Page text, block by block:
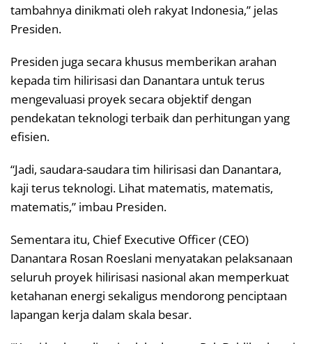
tambahnya dinikmati oleh rakyat Indonesia,” jelas
Presiden.
Presiden juga secara khusus memberikan arahan
kepada tim hilirisasi dan Danantara untuk terus
mengevaluasi proyek secara objektif dengan
pendekatan teknologi terbaik dan perhitungan yang
efisien.
“Jadi, saudara-saudara tim hilirisasi dan Danantara,
kaji terus teknologi. Lihat matematis, matematis,
matematis,” imbau Presiden.
Sementara itu, Chief Executive Officer (CEO)
Danantara Rosan Roeslani menyatakan pelaksanaan
seluruh proyek hilirisasi nasional akan memperkuat
ketahanan energi sekaligus mendorong penciptaan
lapangan kerja dalam skala besar.